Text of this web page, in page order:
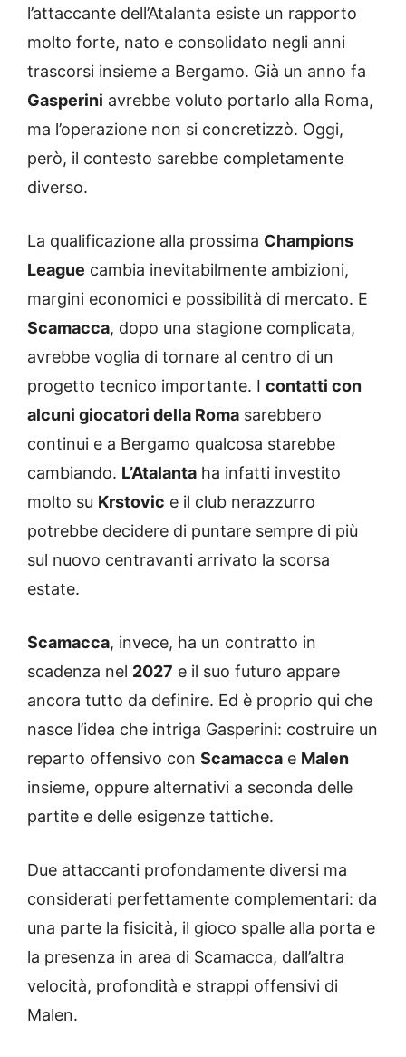
l’attaccante dell’Atalanta esiste un rapporto
molto forte, nato e consolidato negli anni
trascorsi insieme a Bergamo. Già un anno fa
Gasperini avrebbe voluto portarlo alla Roma,
ma l’operazione non si concretizzò. Oggi,
però, il contesto sarebbe completamente
diverso.
La qualificazione alla prossima Champions
League cambia inevitabilmente ambizioni,
margini economici e possibilità di mercato. E
Scamacca, dopo una stagione complicata,
avrebbe voglia di tornare al centro di un
progetto tecnico importante. I contatti con
alcuni giocatori della Roma sarebbero
continui e a Bergamo qualcosa starebbe
cambiando. L’Atalanta ha infatti investito
molto su Krstovic e il club nerazzurro
potrebbe decidere di puntare sempre di più
sul nuovo centravanti arrivato la scorsa
estate.
Scamacca, invece, ha un contratto in
scadenza nel 2027 e il suo futuro appare
ancora tutto da definire. Ed è proprio qui che
nasce l’idea che intriga Gasperini: costruire un
reparto offensivo con Scamacca e Malen
insieme, oppure alternativi a seconda delle
partite e delle esigenze tattiche.
Due attaccanti profondamente diversi ma
considerati perfettamente complementari: da
una parte la fisicità, il gioco spalle alla porta e
la presenza in area di Scamacca, dall’altra
velocità, profondità e strappi offensivi di
Malen.